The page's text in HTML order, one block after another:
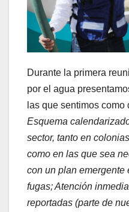
Durante la primera
por el agua
las que sentimos
Esquema
sector, tanto en
como en las que sea
con un plan emergente
fugas; Atención
reportadas (parte de